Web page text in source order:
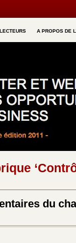
A PROPOS DE
du